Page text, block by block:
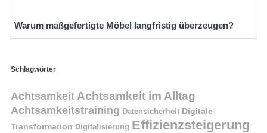
Warum maßgefertigte Möbel langfristig überzeugen?
Schlagwörter
Achtsamkeit Achtsamkeit im Alltag
Achtsamkeitstraining Datensicherheit Digitale
Transformation Digitalisierung Effizienzsteigerung